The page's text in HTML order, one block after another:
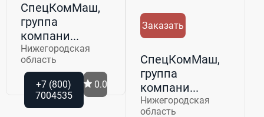
СпецКомМаш,
группа
компани...
Нижегородская
область
+7 (800)
7004535
0.0
Заказать
СпецКомМаш,
группа
компани...
Нижегородская
область